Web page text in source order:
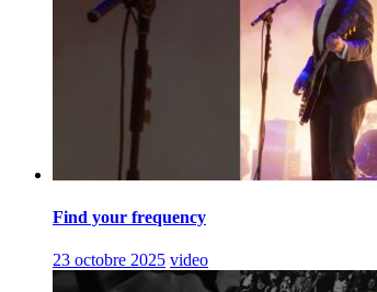
Find your frequency
23 octobre 2025 video